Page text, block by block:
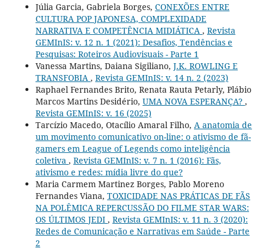
Júlia Garcia, Gabriela Borges, CONEXÕES ENTRE
CULTURA POP JAPONESA, COMPLEXIDADE
NARRATIVA E COMPETÊNCIA MIDIÁTICA , Revista
GEMInIS: v. 12 n. 1 (2021): Desafios, Tendências e
Pesquisas: Roteiros Audiovisuais - Parte 1
Vanessa Martins, Daiana Sigiliano, J.K. ROWLING E
TRANSFOBIA , Revista GEMInIS: v. 14 n. 2 (2023)
Raphael Fernandes Brito, Renata Rauta Petarly, Plábio
Marcos Martins Desidério, UMA NOVA ESPERANÇA? ,
Revista GEMInIS: v. 16 (2025)
Tarcízio Macedo, Otacílio Amaral Filho, A anatomia de
um movimento comunicativo on-line: o ativismo de fã-
gamers em League of Legends como inteligência
coletiva , Revista GEMInIS: v. 7 n. 1 (2016): Fãs,
ativismo e redes: mídia livre do que?
Maria Carmem Martinez Borges, Pablo Moreno
Fernandes Viana, TOXICIDADE NAS PRÁTICAS DE FÃS
NA POLÊMICA REPERCUSSÃO DO FILME STAR WARS:
OS ÚLTIMOS JEDI , Revista GEMInIS: v. 11 n. 3 (2020):
Redes de Comunicação e Narrativas em Saúde - Parte
2